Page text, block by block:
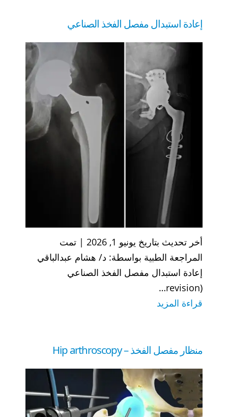
الفخذ
إعادة استبدال مفصل الفخذ الصناعي
أخر تحديث بتاريخ يونيو 1, 2026 | تمت
المراجعة الطبية بواسطة: د/ هشام عبدالباقي
إعادة استبدال مفصل الفخذ الصناعي
(revision…
قراءة المزيد
مفصل
الصناعي
منظار مفصل الفخذ – Hip arthroscopy